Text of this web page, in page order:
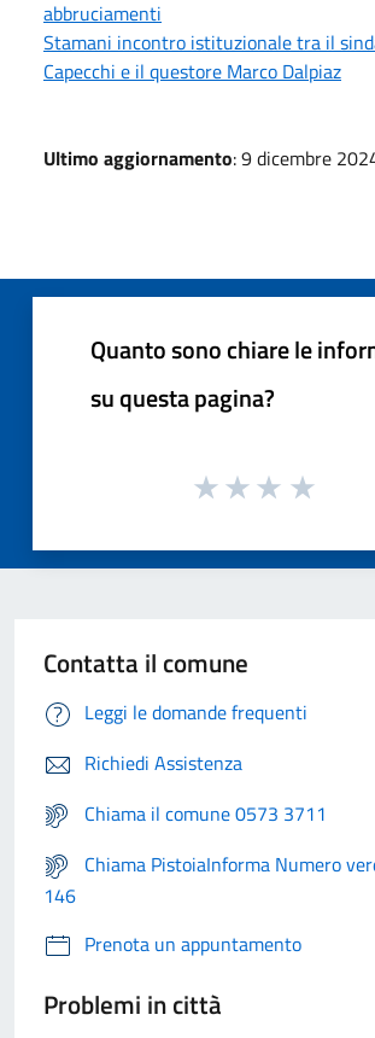
abbruciamenti
Stamani incontro istituzionale tra il
Capecchi e il questore Marco Dalpiaz
Ultimo aggiornamento: 9 dicembre
Quanto sono chiare le
su questa pagina?
Contatta il comune
Leggi le domande frequenti
Richiedi Assistenza
Chiama il comune 0573 3711
Chiama PistoiaInforma Numero
146
Prenota un appuntamento
Problemi in città